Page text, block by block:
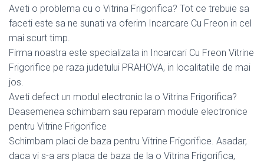
Aveti o problema cu o Vitrina Frigorifica? Tot ce trebuie sa
faceti este sa ne sunati va oferim Incarcare Cu Freon in cel
mai scurt timp.
Firma noastra este specializata in Incarcari Cu Freon Vitrine
Frigorifice pe raza judetului PRAHOVA, in localitatiile de mai
jos.
Aveti defect un modul electronic la o Vitrina Frigorifica?
Deasemenea schimbam sau reparam module electronice
pentru Vitrine Frigorifice
Schimbam placi de baza pentru Vitrine Frigorifice. Asadar,
daca vi s-a ars placa de baza de la o Vitrina Frigorifica,